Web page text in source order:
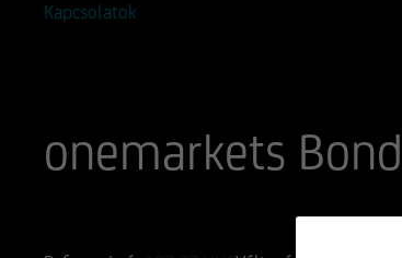
Kapcsolatok
onemarkets